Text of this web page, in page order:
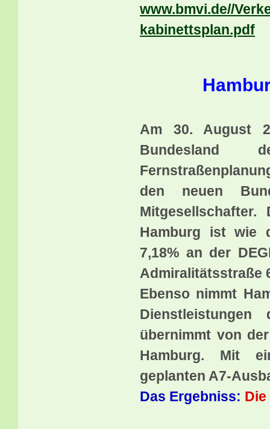
www.bmvi.de//
kabinettsplan.pdf
Am 30. August
Bundesland
den neuen
Hamburg ist wie
7,18% an der
Admiralitätsstraße
Ebenso nimmt
übernimmt von
Hamburg. Mit
geplanten A7-
Das Ergebniss: